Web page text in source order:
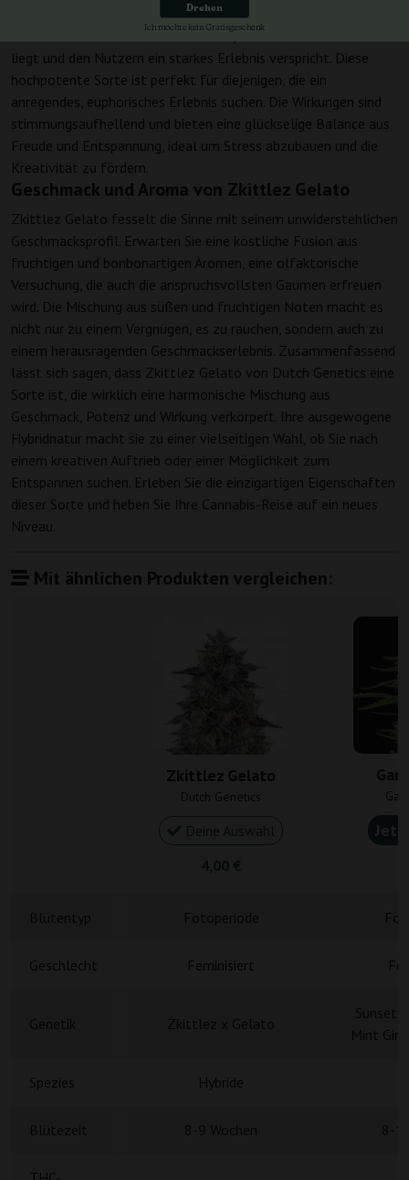
Eines der bemerkenswertesten Merkmale von Zkittlez Gelato
ist sein beeindruckender THC-Gehalt, der zwischen 19-29%
liegt und den Nutzern ein starkes Erlebnis verspricht. Diese
hochpotente Sorte ist perfekt für diejenigen, die ein
anregendes, euphorisches Erlebnis suchen. Die Wirkungen sind
stimmungsaufhellend und bieten eine glückselige Balance aus
Freude und Entspannung, ideal um Stress abzubauen und die
Kreativität zu fördern.
Geschmack und Aroma von Zkittlez Gelato
Zkittlez Gelato fesselt die Sinne mit seinem unwiderstehlichen
Geschmacksprofil. Erwarten Sie eine köstliche Fusion aus
fruchtigen und bonbonartigen Aromen, eine olfaktorische
Versuchung, die auch die anspruchsvollsten Gaumen erfreuen
wird. Die Mischung aus süßen und fruchtigen Noten macht es
nicht nur zu einem Vergnügen, es zu rauchen, sondern auch zu
einem herausragenden Geschmackserlebnis. Zusammenfassend
lässt sich sagen, dass Zkittlez Gelato von Dutch Genetics eine
Sorte ist, die wirklich eine harmonische Mischung aus
Geschmack, Potenz und Wirkung verkörpert. Ihre ausgewogene
Hybridnatur macht sie zu einer vielseitigen Wahl, ob Sie nach
einem kreativen Auftrieb oder einer Möglichkeit zum
Entspannen suchen. Erleben Sie die einzigartigen Eigenschaften
dieser Sorte und heben Sie Ihre Cannabis-Reise auf ein neues
Niveau.
Mit ähnlichen Produkten vergleichen:
Zkittlez Gelato
Dutch Genetics
Geschlecht Feminisiert
Spezies Hybride
Drehen
Ich möchte kein Gratisgeschenk